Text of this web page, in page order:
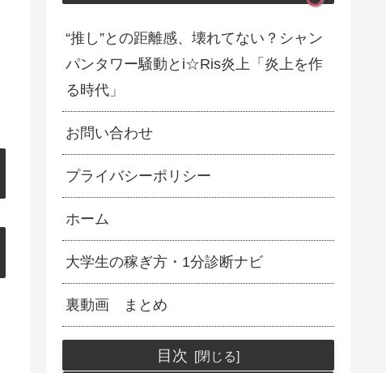
“推し”との距離感、壊れてない？シャン
パンタワー騒動とi☆Ris炎上「炎上を作
る時代」
お問い合わせ
プライバシーポリシー
ホーム
大学生の稼ぎ方・1分診断ナビ
裏動画 まとめ
目次